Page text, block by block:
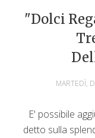
"Dolci
MARTEDÌ,
E' possibile
detto sulla